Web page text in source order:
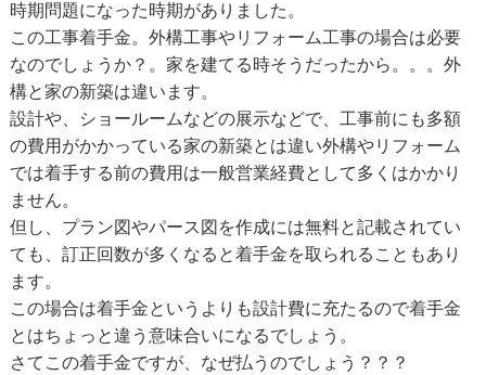
時期問題になった時期がありました。
この工事着手金。外構工事やリフォーム工事の場合は必要
なのでしょうか？。家を建てる時そうだったから。。。外
構と家の新築は違います。
設計や、ショールームなどの展示などで、工事前にも多額
の費用がかかっている家の新築とは違い外構やリフォーム
では着手する前の費用は一般営業経費として多くはかかり
ません。
但し、プラン図やパース図を作成には無料と記載されてい
ても、訂正回数が多くなると着手金を取られることもあり
ます。
この場合は着手金というよりも設計費に充たるので着手金
とはちょっと違う意味合いになるでしょう。
さてこの着手金ですが、なぜ払うのでしょう？？？